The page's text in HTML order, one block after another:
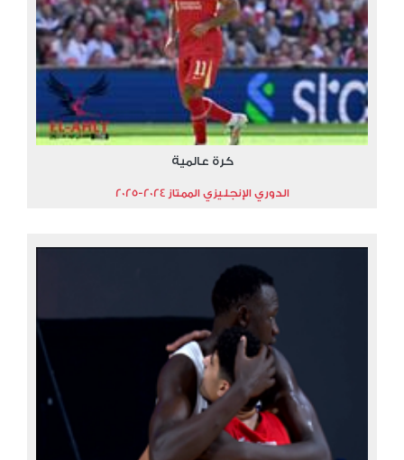
كرة عالمية
الدوري الإنجليزي الممتاز 2024-2025